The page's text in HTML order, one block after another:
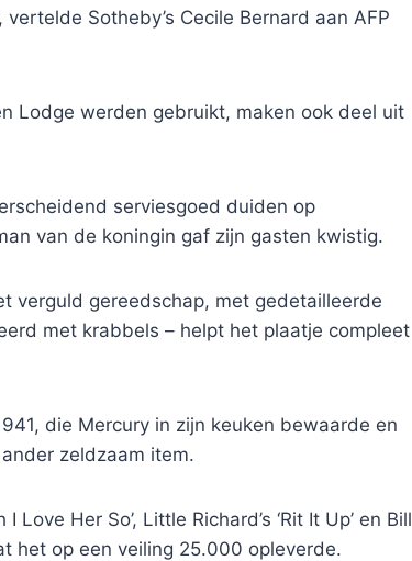
Sotheby’s Cecile Bernard aan AFP
Lodge werden gebruikt, maken ook deel uit
serviesgoed duiden op
van de koningin gaf zijn gasten kwistig.
verguld gereedschap, met gedetailleerde
met krabbels – helpt het plaatje compleet
die Mercury in zijn keuken bewaarde en
zeldzaam item.
Her So’, Little Richard’s ‘Rit It Up’ en Bill
het op een veiling 25.000 opleverde.